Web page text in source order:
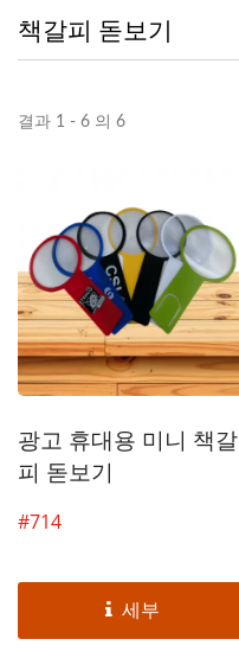
책갈피 돋보기
결과 1 - 6 의 6
광고 휴대용 미니 책갈
피 돋보기
#714
세부